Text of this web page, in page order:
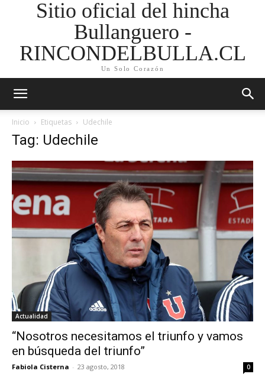
Sitio oficial del hincha
Bullanguero -
RINCONDELBULLA.CL
Un Solo Corazón
Inicio Etiquetas Udechile
Tag: Udechile
Actualidad
“Nosotros necesitamos el triunfo y vamos
en búsqueda del triunfo”
Fabiola Cisterna - 23 agosto, 2018 0